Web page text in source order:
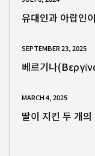
유대인과 아랍인
SEPTEMBER 23, 2025
베르기나
MARCH 4, 2025
딸이 지킨 두 개의